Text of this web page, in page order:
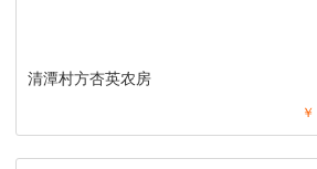
清潭村方杏英农房
￥